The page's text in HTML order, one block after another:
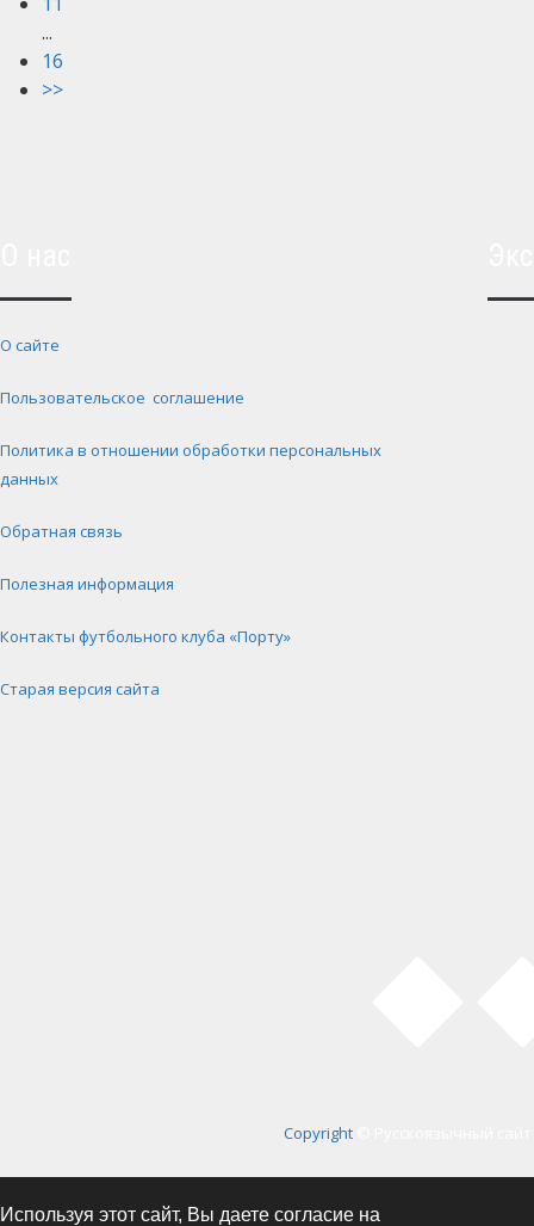
...
16
>>
О сайте
Пользовательское соглашение
Политика в отношении обработки персональных
данных
Обратная связь
Полезная информация
Контакты футбольного клуба «Порту»
Старая версия сайта
Copyright
Используя этот сайт, Вы даете согласие на